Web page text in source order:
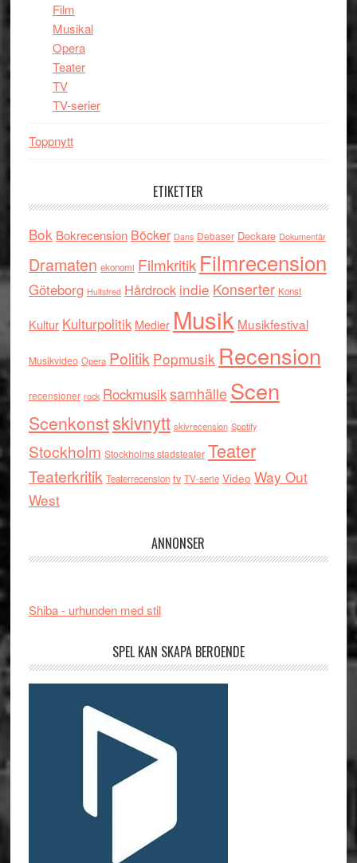
Film
Musikal
Opera
Teater
TV
TV-serier
Toppnytt
ETIKETTER
Bok Bokrecension Böcker Dans Debaser Deckare Dokumentär
Dramaten ekonomi Filmkritik Filmrecension
Göteborg Hultsfred Hårdrock indie Konserter Konst
Kultur Kulturpolitik Medier Musik Musikfestival
Musikvideo Opera Politik Popmusik Recension
recensioner rock RockmusiksamhälleScen
Scenkonstskivnytt skivrecension Spotify
Stockholm Stockholms stadsteater Teater
Teaterkritik Teaterrecension tv TV-serie Video Way Out
West
ANNONSER
Shiba - urhunden med stil
SPEL KAN SKAPA BEROENDE